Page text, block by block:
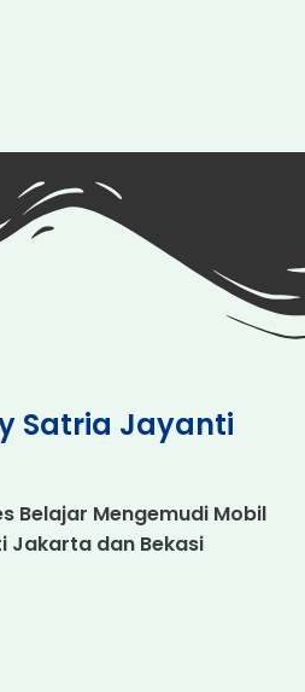
Satria Jayanti
Belajar Mengemudi Mobil
Jakarta dan Bekasi